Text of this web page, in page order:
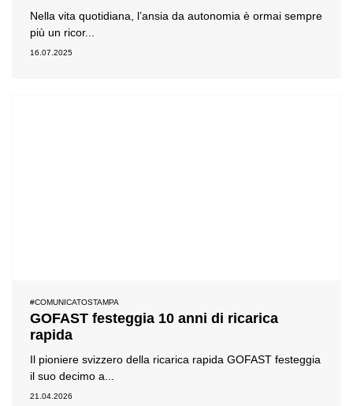
Nella vita quotidiana, l’ansia da autonomia è ormai sempre
più un ricor...
16.07.2025
#COMUNICATOSTAMPA
GOFAST festeggia 10 anni di ricarica
rapida
Il pioniere svizzero della ricarica rapida GOFAST festeggia
il suo decimo a...
21.04.2026